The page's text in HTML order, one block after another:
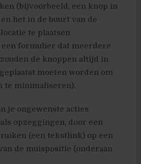
(bijvoorbeeld, een knop in
het in de buurt van de
te plaatsen
formulier dat meerdere
zouden de knoppen altijd in
moeten worden om
te minimaliseren).
je ongewenste acties
opzeggingen, door een
(een tekstlink) op een
de muispositie (onderaan